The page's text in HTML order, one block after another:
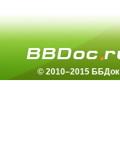
© 2010–2015 ББДок